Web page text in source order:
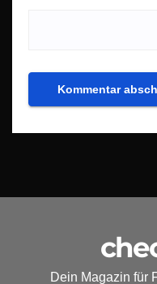
Dein Magazin für